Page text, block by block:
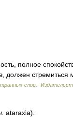
полное
должен стремиться
слов.-
ataraxia).